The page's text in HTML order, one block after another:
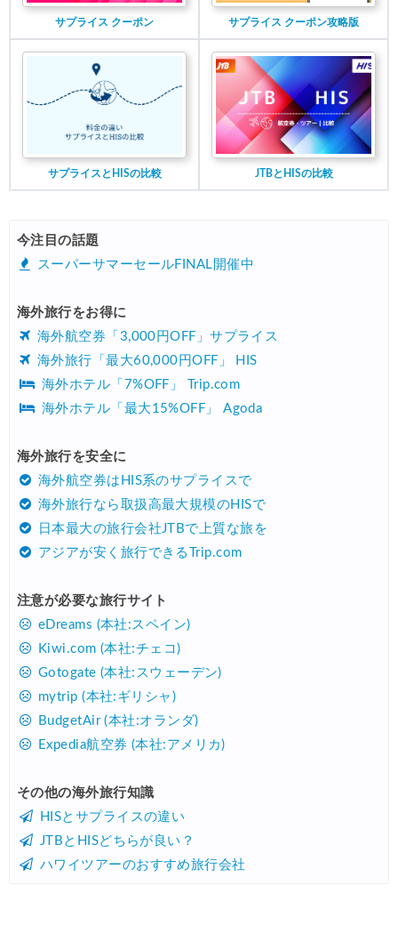
サプライス クーポン サプライス クーポン攻略版
サプライスとHISの比較 JTBとHISの比較
今注目の話題
スーパーサマーセールFINAL開催中
海外旅行をお得に
海外航空券「3,000円OFF」サプライス
海外旅行「最大60,000円OFF」 HIS
海外ホテル「7%OFF」 Trip.com
海外ホテル「最大15%OFF」 Agoda
海外旅行を安全に
海外航空券はHIS系のサプライスで
海外旅行なら取扱高最大規模のHISで
日本最大の旅行会社JTBで上質な旅を
アジアが安く旅行できるTrip.com
注意が必要な旅行サイト
eDreams (本社:スペイン)
Kiwi.com (本社:チェコ)
Gotogate (本社:スウェーデン)
mytrip (本社:ギリシャ)
BudgetAir (本社:オランダ)
Expedia航空券 (本社:アメリカ)
その他の海外旅行知識
HISとサプライスの違い
JTBとHISどちらが良い？
ハワイツアーのおすすめ旅行会社